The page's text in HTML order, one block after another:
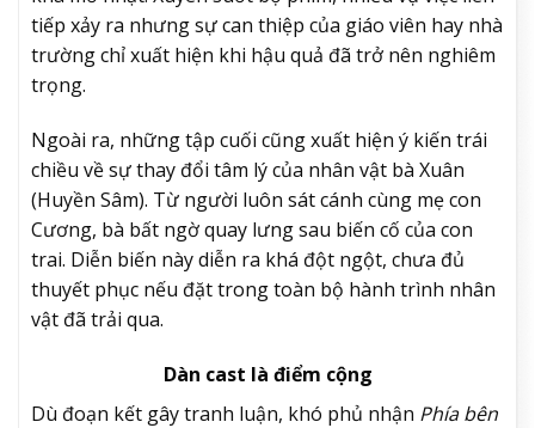
tiếp xảy ra nhưng sự can thiệp của giáo viên hay nhà
trường chỉ xuất hiện khi hậu quả đã trở nên nghiêm
trọng.
Ngoài ra, những tập cuối cũng xuất hiện ý kiến trái
chiều về sự thay đổi tâm lý của nhân vật bà Xuân
(Huyền Sâm). Từ người luôn sát cánh cùng mẹ con
Cương, bà bất ngờ quay lưng sau biến cố của con
trai. Diễn biến này diễn ra khá đột ngột, chưa đủ
thuyết phục nếu đặt trong toàn bộ hành trình nhân
vật đã trải qua.
Dàn cast là điểm cộng
Dù đoạn kết gây tranh luận, khó phủ nhận Phía bên